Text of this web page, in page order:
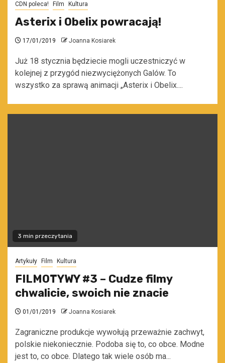
CDN poleca! Film Kultura
Asterix i Obelix powracają!
17/01/2019 Joanna Kosiarek
Już 18 stycznia będziecie mogli uczestniczyć w
kolejnej z przygód niezwyciężonych Galów. To
wszystko za sprawą animacji „Asterix i Obelix....
3 min przeczytania
Artykuły Film Kultura
FILMOTYWY #3 – Cudze filmy
chwalicie, swoich nie znacie
01/01/2019 Joanna Kosiarek
Zagraniczne produkcje wywołują przeważnie zachwyt,
polskie niekoniecznie. Podoba się to, co obce. Modne
jest to, co obce. Dlatego tak wiele osób ma...